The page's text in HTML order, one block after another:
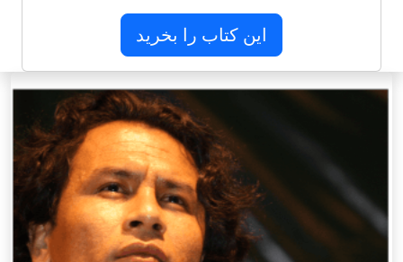
این کتاب را بخرید